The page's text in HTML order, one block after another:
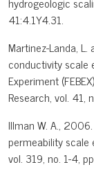
41:4.1Y4.31.
Martinez-Landa,
conductivity scale
Experiment
Research, vol. 41,
Illman W. A.,
permeability scale
vol. 319, no. 1-4,